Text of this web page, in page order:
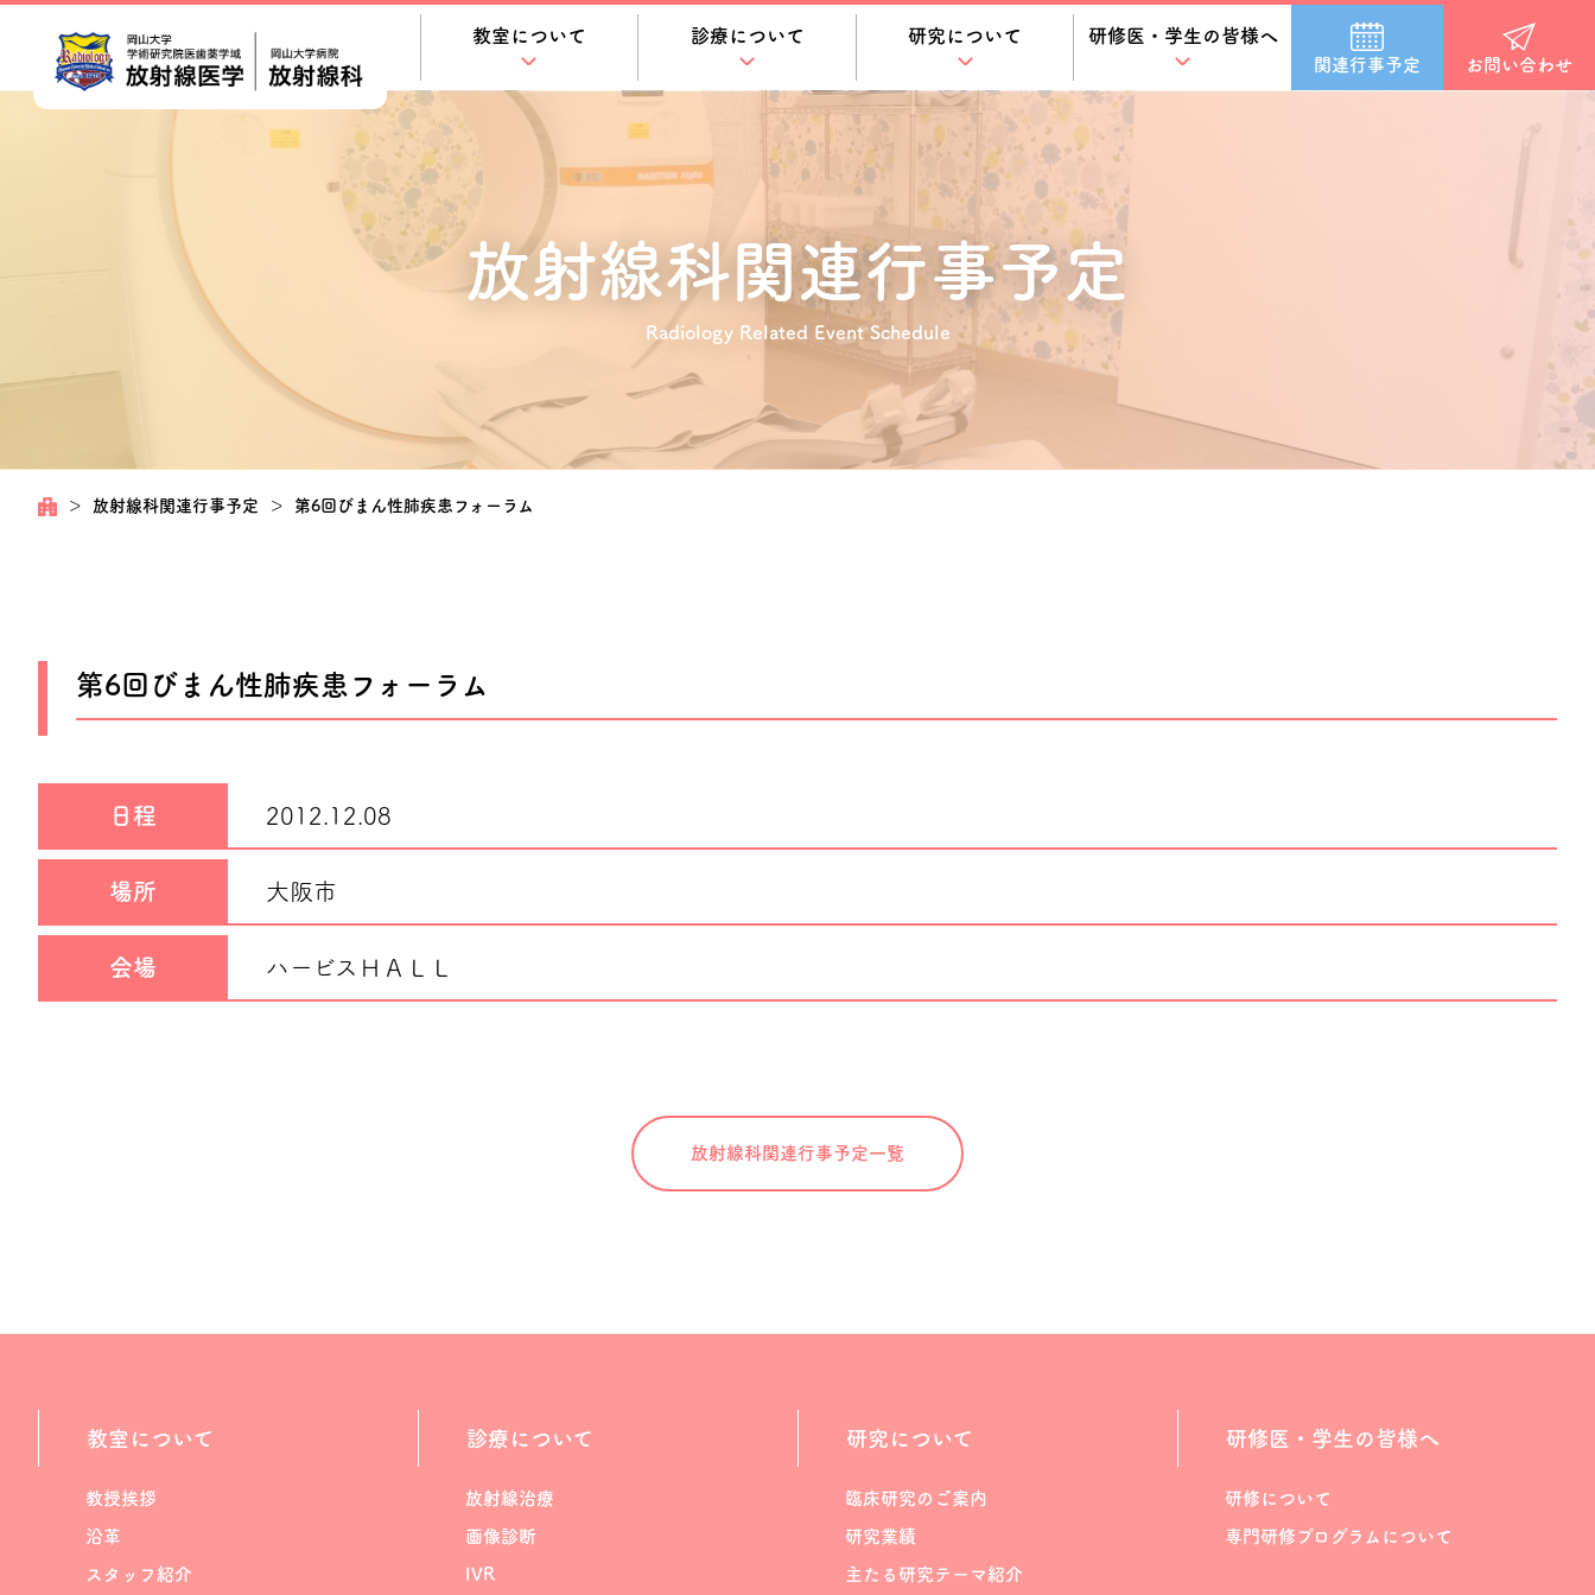
教室について 診療について 研究について 研修医・学生の皆様へ
関連行事予定 お問い合わせ
放射線科関連行事予定
Radiology Related Event Schedule
＞ 放射線科関連行事予定 ＞ 第6回びまん性肺疾患フォーラム
第6回びまん性肺疾患フォーラム
日程 2012.12.08
場所 大阪市
会場 ハービスＨＡＬＬ
放射線科関連行事予定一覧
教室について
教授挨拶
沿革
スタッフ紹介
診療について
放射線治療
画像診断
IVR
研究について
臨床研究のご案内
研究業績
主たる研究テーマ紹介
研修医・学生の皆様へ
研修について
専門研修プログラムについて